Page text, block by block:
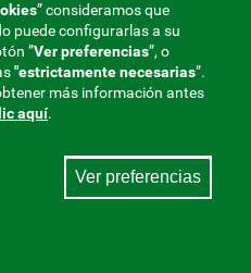
275 Fraternidad-Muprespa
” consideramos que
puede configurarlas a su
”Ver preferencias”, o
"estrictamentenecesarias”.
más información antes
aquí.
Ver preferencias